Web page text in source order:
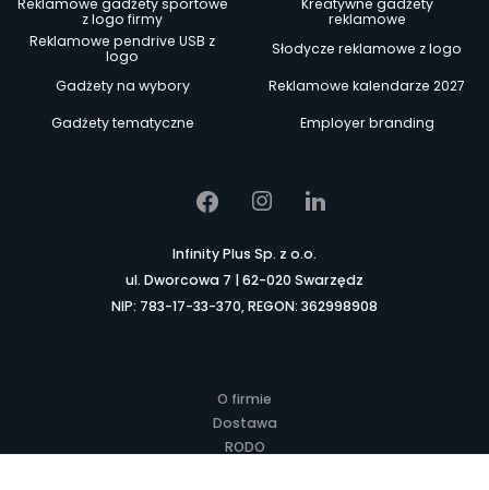
Reklamowe gadżety sportowe
z logo firmy
Kreatywne gadżety
reklamowe
Reklamowe pendrive USB z
logo
Słodycze reklamowe z logo
Gadżety na wybory
Reklamowe kalendarze 2027
Gadżety tematyczne
Employer branding
Infinity Plus Sp. z o.o.
ul. Dworcowa 7 | 62-020 Swarzędz
NIP: 783-17-33-370, REGON: 362998908
O firmie
Dostawa
RODO